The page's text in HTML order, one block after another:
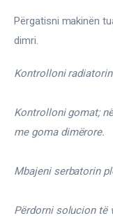
Përgatisni makinën
dimri.
Kontrolloni
Kontrolloni gomat;
me goma dimërore.
Mbajeni serbatorin
Përdorni solucion të